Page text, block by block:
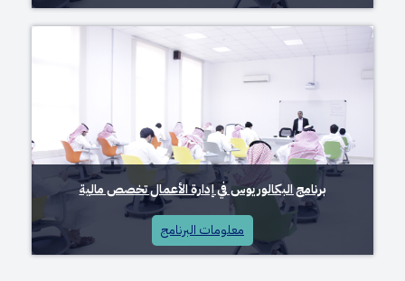
برنامج البكالوريوس في إدارة الأعمال تخصص مالية
معلومات البرنامج